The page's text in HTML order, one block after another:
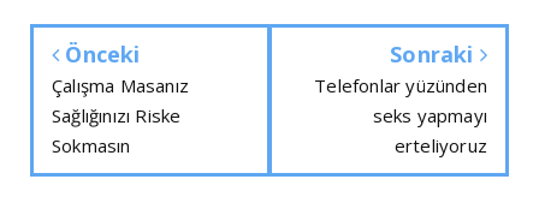
Önceki
Çalışma Masanız
Sağlığınızı Riske
Sokmasın
Sonraki
Telefonlar yüzünden
seks yapmayı
erteliyoruz